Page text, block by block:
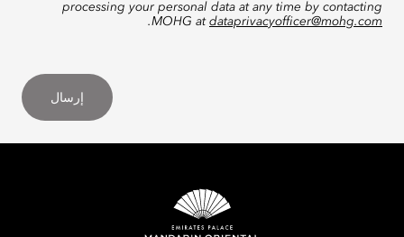
processing your personal data at any time by contacting
MOHG at dataprivacyofficer@mohg.com
.
إرسال